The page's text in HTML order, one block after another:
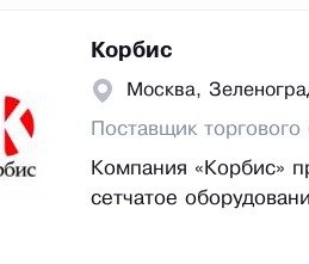
Корбис
Москва,
Поставщик
Компания «Корбис»
сетчатое